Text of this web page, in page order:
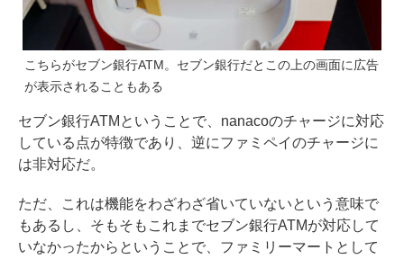
こちらがセブン銀行ATM。セブン銀行だとこの上の画面に広告
が表示されることもある
セブン銀行ATMということで、nanacoのチャージに対応
している点が特徴であり、逆にファミペイのチャージに
は非対応だ。
ただ、これは機能をわざわざ省いていないという意味で
もあるし、そもそもこれまでセブン銀行ATMが対応して
いなかったからということで、ファミリーマートとして